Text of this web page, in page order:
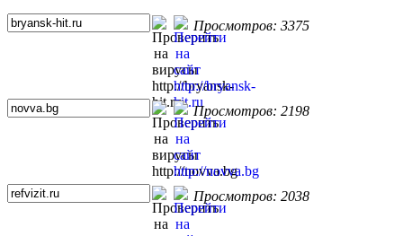
Просмотров: 3375
Просмотров: 2198
Просмотров: 2038